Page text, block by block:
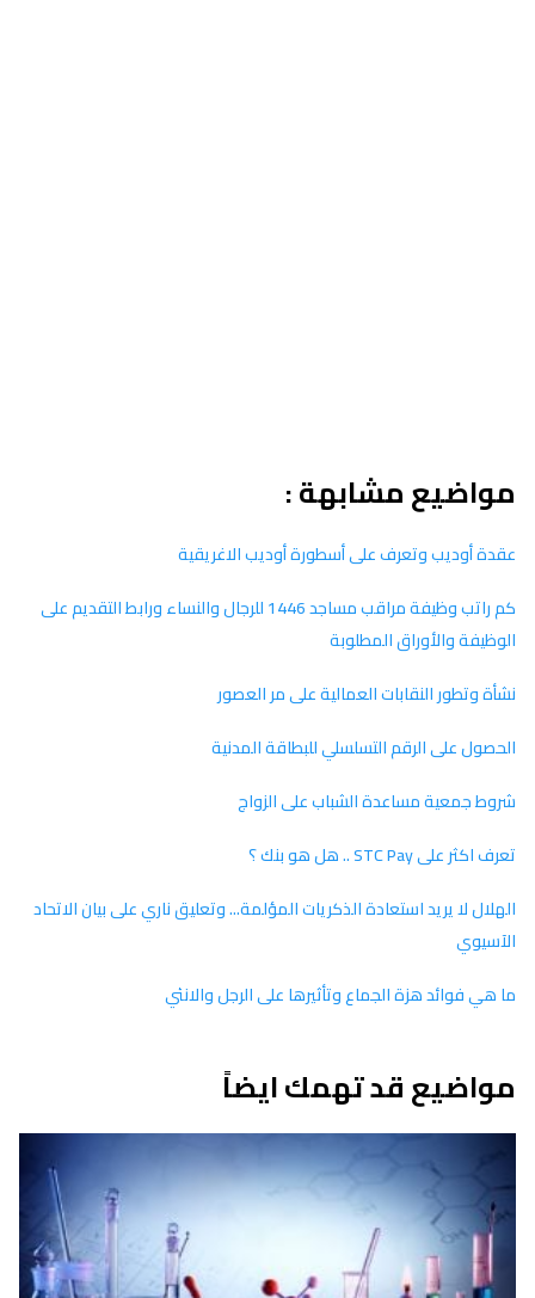
مواضيع مشابهة :
عقدة أوديب وتعرف على أسطورة أوديب الاغريقية
كم راتب وظيفة مراقب مساجد 1446 للرجال والنساء ورابط التقديم على
الوظيفة والأوراق المطلوبة
نشأة وتطور النقابات العمالية على مر العصور
الحصول على الرقم التسلسلي للبطاقة المدنية
شروط جمعية مساعدة الشباب على الزواج
تعرف اكثر على STC Pay .. هل هو بنك ؟
الهلال لا يريد استعادة الذكريات المؤلمة... وتعليق ناري على بيان الاتحاد
الآسيوي
ما هي فوائد هزة الجماع وتأثيرها على الرجل والانثي
مواضيع قد تهمك ايضاً